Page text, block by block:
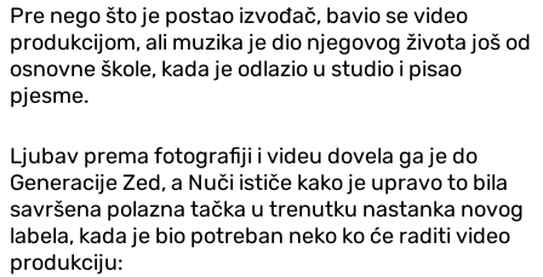
Pre nego što je postao izvođač, bavio se video
produkcijom, ali muzika je dio njegovog života još od
osnovne škole, kada je odlazio u studio i pisao
pjesme.
Ljubav prema fotografiji i videu dovela ga je do
Generacije Zed, a Nuči ističe kako je upravo to bila
savršena polazna tačka u trenutku nastanka novog
labela, kada je bio potreban neko ko će raditi video
produkciju: